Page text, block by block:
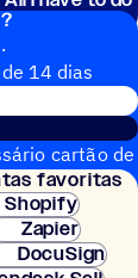
14 dias
cartão de
favoritas
Shopify
Zapier
DocuSign